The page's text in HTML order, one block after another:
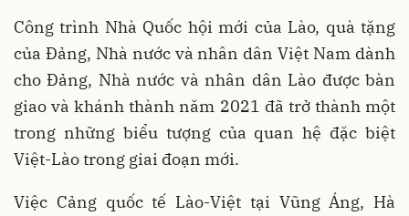
Công trình Nhà Quốc hội mới của Lào, quà tặng
của Đảng, Nhà nước và nhân dân Việt Nam dành
cho Đảng, Nhà nước và nhân dân Lào được bàn
giao và khánh thành năm 2021 đã trở thành một
trong những biểu tượng của quan hệ đặc biệt
Việt-Lào trong giai đoạn mới.
Việc Cảng quốc tế Lào-Việt tại Vũng Áng, Hà